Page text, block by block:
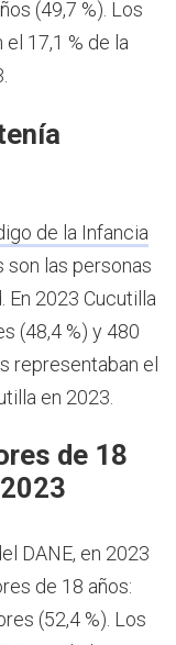
(49,7 %). Los
17,1 % de la
de la Infancia
son las personas
En 2023 Cucutilla
(48,4 %) y 480
representaban el
en 2023.
de 18
DANE, en 2023
de 18 años:
(52,4 %). Los